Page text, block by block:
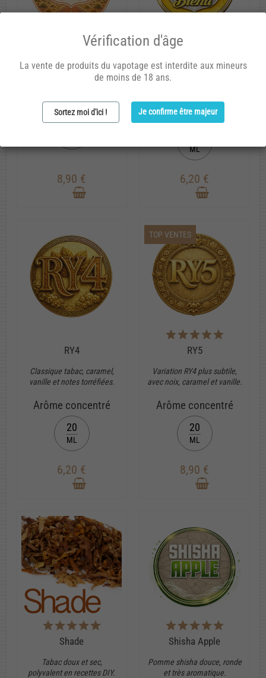
Route 66
Tabac brut, corsé et direct.
Arôme concentré
20
8,90 €
Route 66 blend
Tabac hollandais riche, boisé
Arôme concentré
ML
6,20 €
RY4
Classique tabac, caramel,
vanille et notes torréfiées.
Arôme concentré
20
ML
6,20 €
TOP VENTES
RY5
Variation RY4 plus subtile,
avec noix, caramel et vanille.
Arôme concentré
20
ML
8,90 €
Shade
Tabac doux et sec,
polyvalent en recettes DIY.
Shisha Apple
Pomme shisha douce, ronde
et très aromatique.
Vérification d'âge
La vente de produits du vapotage est interdite aux mineurs
de moins de 18 ans.
Sortez moi d'ici ! Je confirme être majeur